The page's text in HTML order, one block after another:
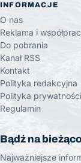
INFORMACJE
O nas
Reklama i
Do pobrania
Kanał RSS
Kontakt
Polityka redakcyjna
Polityka prywatności
Regulamin
Bądź na
Najważniejsze